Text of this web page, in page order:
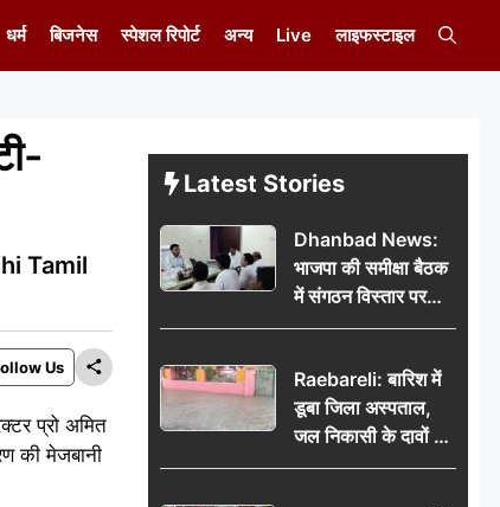
धर्म बिजनेस स्पेशल रिपोर्ट अन्य Live लाइफस्टाइल
Tamil
Us
प्रो अमित
की मेजबानी
Latest Stories
Dhanbad News:
भाजपा की समीक्षा बैठक
में संगठन विस्तार पर
मंथन, बीडीओ से
जनसमस्याओं का विवरण
Raebareli: बारिश में
डूबा जिला अस्पताल,
जल निकासी के दावों की
खुली पोल